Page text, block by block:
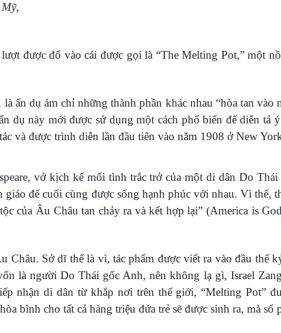
được đổ vào cái được gọi là “The Melting Pot,” một
ẩn dụ ám chỉ những thành phần khác nhau “hòa tan vào
dụ này mới được sử dụng một cách phổ biến để diễn tả
và được trình diễn lần đầu tiên vào năm 1908 ở New
vở kịch kể mối tình trắc trở của một di dân Do
để cuối cùng được sống hạnh phúc với nhau. Vì thế,
của Âu Châu tan chảy ra và kết hợp lại” (America is
Châu. Sở dĩ thế là vì, tác phẩm được viết ra vào đầu thế
là người Do Thái gốc Anh, nên không lạ gì, Israel
nhận di dân từ khắp nơi trên thế giới, “Melting Pot”
bình cho tất cả hàng triệu đứa trẻ sẽ được sinh ra, mà số